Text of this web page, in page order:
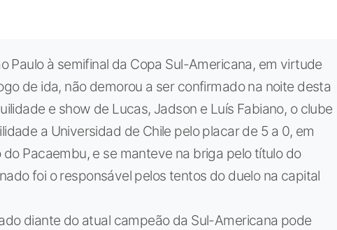
Paulo à semifinal da Copa Sul-Americana, em virtude
de ida, não demorou a ser confirmado na noite desta
e show de Lucas, Jadson e Luís Fabiano, o clube
a Universidad de Chile pelo placar de 5 a 0, em
Pacaembu, e se manteve na briga pelo título do
foi o responsável pelos tentos do duelo na capital
diante do atual campeão da Sul-Americana pode